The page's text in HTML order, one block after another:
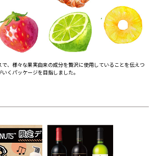
、様々な果実由来の成分を贅沢に使用していることを伝えつ
くパッケージを目指しました。